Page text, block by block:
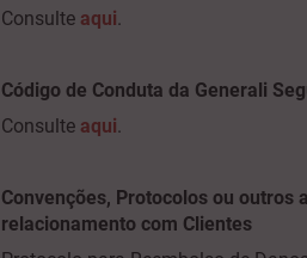
Consulte aqui.
Código de Conduta da Generali
Consulte aqui.
Convenções, Protocolos ou
relacionamento com Clientes